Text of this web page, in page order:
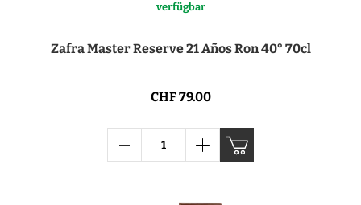
verfügbar
Zafra Master Reserve 21 Años Ron 40° 70cl
CHF 79.00